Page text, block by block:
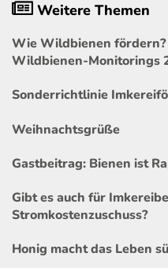
Weitere Themen
Wie Wildbienen fördern?
Wildbienen-Monitorings
Sonderrichtlinie
Weihnachtsgrüße
Gastbeitrag: Bienen ist
Gibt es auch für
Stromkostenzuschuss?
Honig macht das Leben